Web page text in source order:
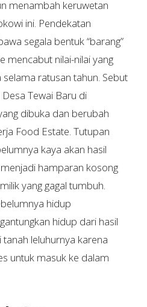
menambah keruwetan
ini. Pendekatan
segala bentuk “barang”
mencabut nilai-nilai yang
ratusan tahun. Sebut
Tewai Baru di
dibuka dan berubah
Food Estate. Tutupan
kaya akan hasil
hamparan kosong
yang gagal tumbuh.
hidup
hidup dari hasil
leluhurnya karena
untuk masuk ke dalam